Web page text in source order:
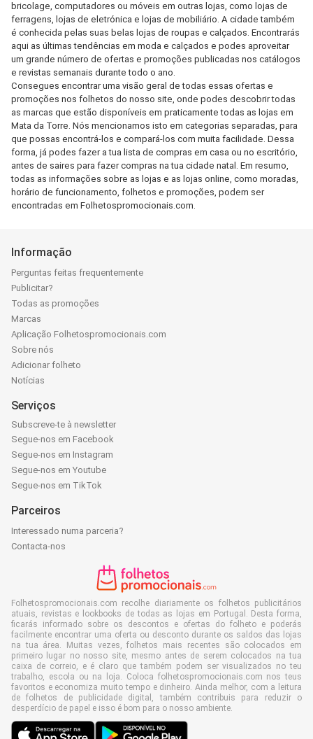
bricolage, computadores ou móveis em outras lojas, como lojas de
ferragens, lojas de eletrónica e lojas de mobiliário. A cidade também
é conhecida pelas suas belas lojas de roupas e calçados. Encontrarás
aqui as últimas tendências em moda e calçados e podes aproveitar
um grande número de ofertas e promoções publicadas nos catálogos
e revistas semanais durante todo o ano.
Consegues encontrar uma visão geral de todas essas ofertas e
promoções nos folhetos do nosso site, onde podes descobrir todas
as marcas que estão disponíveis em praticamente todas as lojas em
Mata da Torre. Nós mencionamos isto em categorias separadas, para
que possas encontrá-los e compará-los com muita facilidade. Dessa
forma, já podes fazer a tua lista de compras em casa ou no escritório,
antes de saires para fazer compras na tua cidade natal. Em resumo,
todas as informações sobre as lojas e as lojas online, como moradas,
horário de funcionamento, folhetos e promoções, podem ser
encontradas em Folhetospromocionais.com.
Informação
Perguntas feitas frequentemente
Publicitar?
Todas as promoções
Marcas
Aplicação Folhetospromocionais.com
Sobre nós
Adicionar folheto
Notícias
Serviços
Subscreve-te à newsletter
Segue-nos em Facebook
Segue-nos em Instagram
Segue-nos em Youtube
Segue-nos em TikTok
Parceiros
Interessado numa parceria?
Contacta-nos
Folhetospromocionais.com recolhe diariamente os folhetos publicitários
atuais, revistas e lookbooks de todas as lojas em Portugal. Desta forma,
ficarás informado sobre os descontos e ofertas do folheto e poderás
facilmente encontrar uma oferta ou desconto durante os saldos das lojas
na tua área. Muitas vezes, folhetos mais recentes são colocados em
primeiro lugar no nosso site, mesmo antes de serem colocados na tua
caixa de correio, e é claro que também podem ser visualizados no teu
trabalho, escola ou na loja. Coloca folhetospromocionais.com nos teus
favoritos e economiza muito tempo e dinheiro. Ainda melhor, com a leitura
de folhetos de publicidade digital, também contribuis para reduzir o
desperdício de papel e isso é bom para o nosso ambiente.